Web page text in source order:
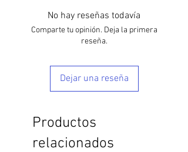
No hay reseñas todavía
Comparte tu opinión. Deja la primera
reseña.
Dejar una reseña
Productos
relacionados